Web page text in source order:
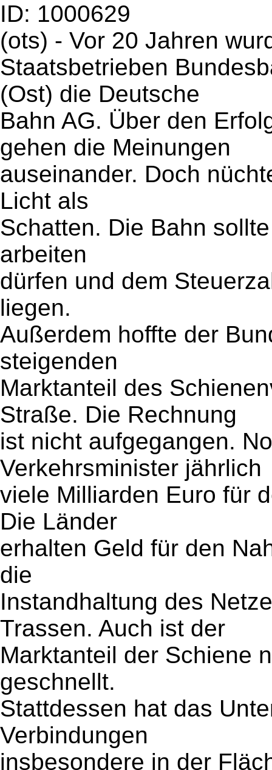
ID: 1000629
(ots) - Vor 20 Jahren
Staatsbetrieben
(Ost) die Deutsche
Bahn AG. Über den
gehen die Meinungen
auseinander. Doch
Licht als
Schatten. Die Bahn
arbeiten
dürfen und dem
liegen.
Außerdem hoffte der
steigenden
Marktanteil des
Straße. Die Rechnung
ist nicht aufgegangen.
Verkehrsminister jährlich
viele Milliarden Euro für
Die Länder
erhalten Geld für den
die
Instandhaltung des
Trassen. Auch ist der
Marktanteil der Schiene
geschnellt.
Stattdessen hat das
Verbindungen
insbesondere in der